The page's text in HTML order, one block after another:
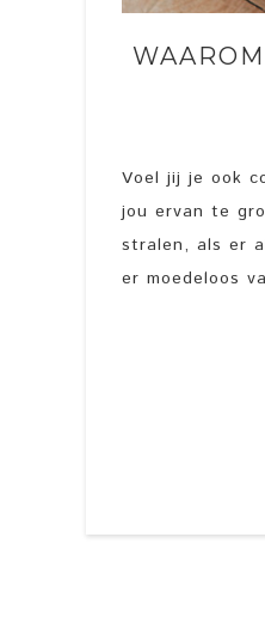
Voel jij je ook
jou ervan te
stralen, als er
er moedeloos